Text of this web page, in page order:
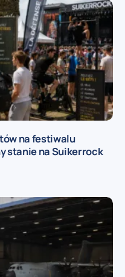
na festiwalu
stanie na Suikerrock